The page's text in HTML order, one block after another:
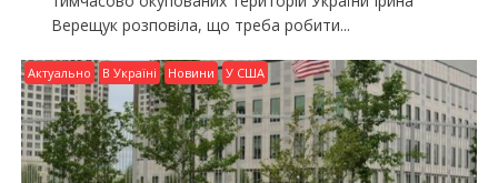
Верещук розповіла, що треба робити...
Актуально В Україні Новини У США